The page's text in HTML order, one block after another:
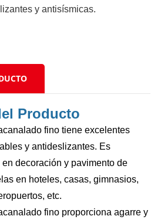
y antisísmicas.
Producto
fino tiene excelentes
y antideslizantes. Es
decoración y pavimento de
en hoteles, casas, gimnasios,
etc.
fino proporciona agarre y